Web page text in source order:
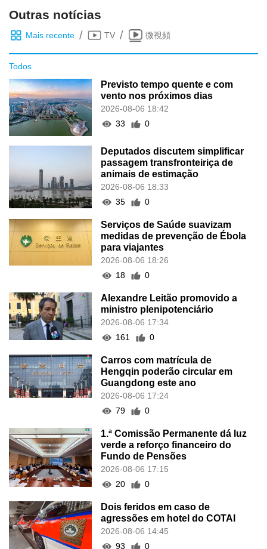
Outras notícias
Mais recente / TV / 微視頻
Todos
Previsto tempo quente e com
vento nos próximos dias
2026-08-06 18:42
33
0
Deputados discutem simplificar
passagem transfronteiriça de
animais de estimação
2026-08-06 18:33
35
0
Serviços de Saúde suavizam
medidas de prevenção de Ébola
para viajantes
2026-08-06 18:26
18
0
Alexandre Leitão promovido a
ministro plenipotenciário
2026-08-06 17:34
161
0
Carros com matrícula de
Hengqin poderão circular em
Guangdong este ano
2026-08-06 17:24
79
0
1.ª Comissão Permanente dá luz
verde a reforço financeiro do
Fundo de Pensões
2026-08-06 17:15
20
0
Dois feridos em caso de
agressões em hotel do COTAI
2026-08-06 14:45
93
0